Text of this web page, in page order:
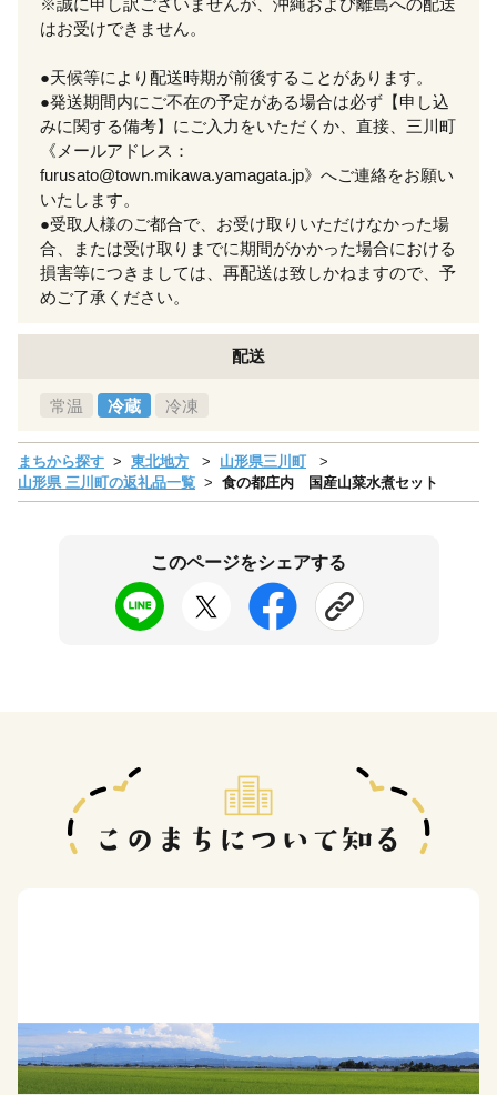
はお受けできません。
●天候等により配送時期が前後することがあります。
●発送期間内にご不在の予定がある場合は必ず【申し込
みに関する備考】にご入力をいただくか、直接、三川町
《メールアドレス：
furusato@town.mikawa.yamagata.jp》へご連絡をお願い
いたします。
●受取人様のご都合で、お受け取りいただけなかった場
合、または受け取りまでに期間がかかった場合における
損害等につきましては、再配送は致しかねますので、予
めご了承ください。
配送
常温 冷蔵 冷凍
まちから探す 東北地方
山形県三川町
山形県 三川町の返礼品一覧
食の都庄内 国産山菜水煮セット
このページをシェアする